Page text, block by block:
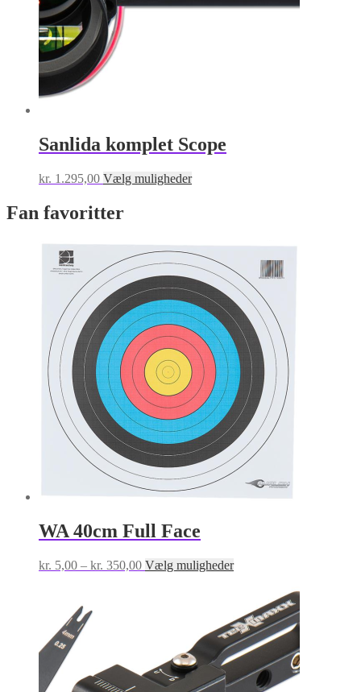
Sanlida komplet Scope
kr. 1.295,00 Vælg mulighederDette
Mulighederne
kan
vælges
på
varesiden
Fan favoritter
WA 40cm Full Face
kr. 5,00 – kr. 350,00Prisinterval:
Vælg mulighederDette
flere
varianter.
Mulighederne
kan
vælges
på